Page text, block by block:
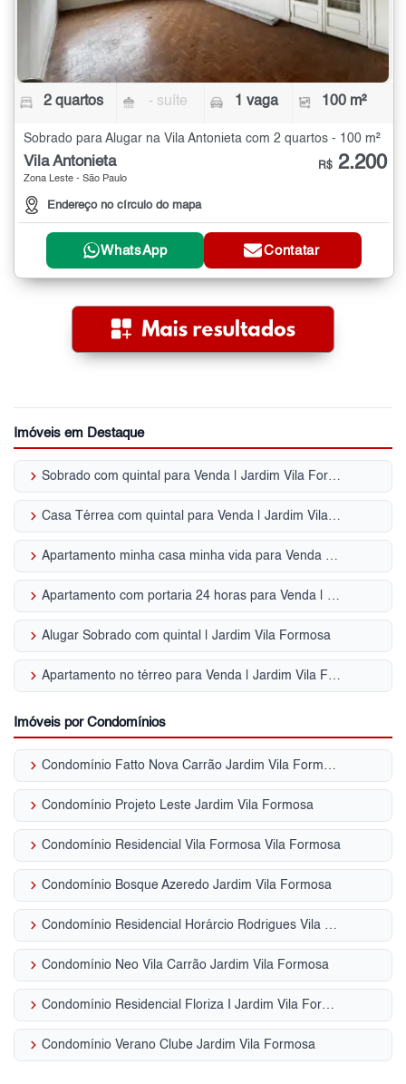
2 quartos - suíte 1 vaga 100 m²
Sobrado para Alugar na Vila Antonieta com 2 quartos - 100 m²
Vila Antonieta
Zona Leste - São Paulo
Endereço no círculo do mapa
R$ 2.200
WhatsApp Contatar
Imóveis em Destaque
keyboard_arrow_right Sobrado com quintal para Venda | Jardim Vila Formosa
keyboard_arrow_right Casa Térrea com quintal para Venda | Jardim Vila Formosa
keyboard_arrow_right Apartamento minha casa minha vida para Venda | Jardim Vila Formosa
keyboard_arrow_right Apartamento com portaria 24 horas para Venda | Jardim Vila Formosa
keyboard_arrow_right Alugar Sobrado com quintal | Jardim Vila Formosa
keyboard_arrow_right Apartamento no térreo para Venda | Jardim Vila Formosa
Imóveis por Condomínios
keyboard_arrow_right Condomínio Fatto Nova Carrão Jardim Vila Formosa
keyboard_arrow_right Condomínio Projeto Leste Jardim Vila Formosa
keyboard_arrow_right Condomínio Residencial Vila Formosa Vila Formosa
keyboard_arrow_right Condomínio Bosque Azeredo Jardim Vila Formosa
keyboard_arrow_right Condomínio Residencial Horárcio Rodrigues Vila Formosa
keyboard_arrow_right Condomínio Neo Vila Carrão Jardim Vila Formosa
keyboard_arrow_right Condomínio Residencial Floriza I Jardim Vila Formosa
keyboard_arrow_right Condomínio Verano Clube Jardim Vila Formosa